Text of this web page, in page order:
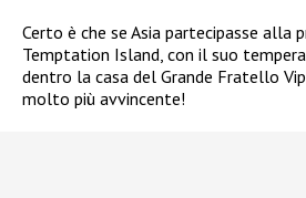
Certo è che se Asia partecipasse alla
Temptation Island, con il suo
dentro la casa del Grande Fratello Vip,
molto più avvincente!